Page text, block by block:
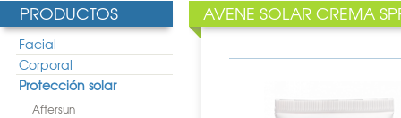
PRODUCTOS
Facial
Corporal
Protección solar
Aftersun
AVENE SOLAR CREMA